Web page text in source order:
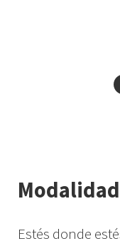
Modalidad
Estés donde